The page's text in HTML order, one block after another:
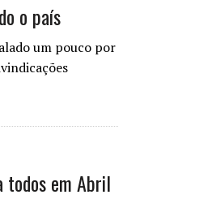
o país
um pouco por
todos em Abril